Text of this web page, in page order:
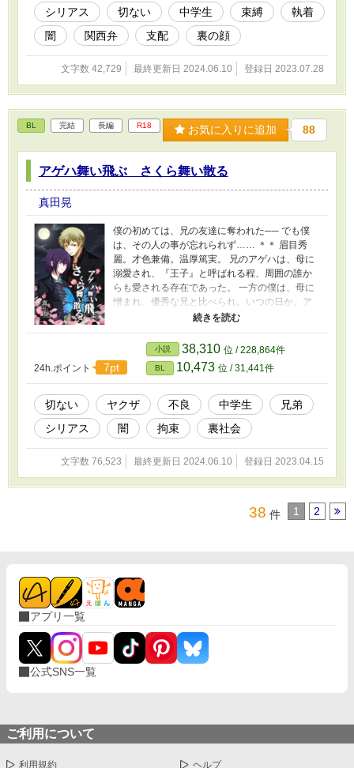
ハルオは、次第に束縛していく。 『何かあった
ら……あ、何も無くてもかまへん。電話して
や』──そんな中、突然現れた謎の男、凌。 彼と
す。 ほんの少しだけ呼吸がし易くなり、次第に
い飛ぶさくら舞い散る』シリーズ、第2作。 ※表
紙絵は、「キミの世界メーカー」で作成後、規
約に則り加工(文字入れ等)致しました。 † † †
※関西弁が出てきますが、知識がないため間違
ってる所があるかもしれません… 指摘して下さ
ると有り難いです。 ◇◇◇ この物語はフィクシ
ョンです。 登場する人物・団体・名称等は架空
であり、実在の人物・団体・名称等とは一切関
シリアス 切ない 中学生 束縛
執着
闇
関西弁 支配 裏の顔
文字数 42,729 最終更新日 2024.06.10 登録日 2023.07.28
BL 完結 長編 R18 お気に入りに追加 88
アゲハ舞い飛ぶ さくら舞い散る
真田晃
僕の初めては、兄の友達に奪われた── でも僕
は、その人の事が忘れられず…… ＊＊ 眉目秀
麗。才色兼備。温厚篤実。 兄のアゲハは、母に
溺愛され、『王子』と呼ばれる程、周囲の誰か
らも愛される存在であった。 一方の僕は、母に
憎まれ、優秀な兄と比べられ。いつの日か、ア
ゲハを疎ましく思うようになっていた。 僕をレ
イプしたあの人が忘れられず、知人に誘われる
まま参加したゲイ専用のパーティー。 そこで出
会った、キラキラと輝く金糸のような髪の男──
ハイジに手を引かれ、闇の世界へと足を踏み入
れる。 ハイジのオンナになり、彼が纏めるチー
ムメンバーから『姫』と呼ばれ──初めて、人の
温かさと人間らしい扱いを受け、幸せを噛み締
めていた。 しかし、やがて訪れる終末。 運命と
沈められていく── シリーズ一作目。 ◇◇◇ こ
体・名称等は架空であり、実在の人物・団体・
名称等とは一切関係ありません。 また法律・法
令に反する行為を容認・推奨するものではあり
24h.ポイント 7pt
小説 38,310 位 / 228,864件
BL 10,473 位 / 31,441件
切ない ヤクザ 不良 中学生
兄弟
シリアス
闇 拘束 裏社会
文字数 76,523 最終更新日 2024.06.10 登録日 2023.04.15
38 件 1 2
アプリ一覧
公式SNS一覧
ご利用について
利用規約 ヘルプ